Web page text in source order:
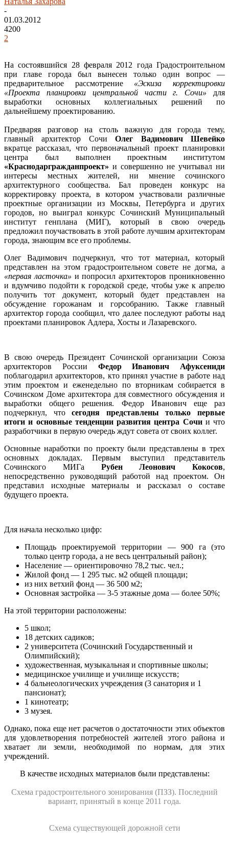
-
01.03.2012
4200
2
На состоявшийся 28 февраля 2012 года Градостроительном
при главе города был вынесен только один вопрос —
предварительное рассмотрение «Эскиза корректировки
«Проекта планировки центральной части г. Сочи» для
выработки основных коллегиальных решений по
дальнейшему проектированию.
Предваряя разговор на столь важную для города тему,
главный архитектор СочиОлег Вадимович Шевейко
вкратце рассказал, что первоначальный проект планировки
центра был выполнен проектным институтом
«Краснодаргражданпроект» и совершенно не учитывал ни
интересы местных жителей, ни мнение сочинского
архитектурного сообщества. Бал проведен конкурс на
корректировку проекта, в котором участвовали различные
проектные организации из Москвы, Петербурга и других
городов, но выиграл конкурс Сочинский Муниципальный
институт генплана (МИГ), который в свою очередь
предложил поучаствовать в этой работе лучшим архитекторам
города, знающим все его проблемы.
Олег Вадимович подчеркнул, что тот материал, который
представлен на этом градостроительном совете не догма, а
«первая ласточка» и попросил архитекторов проникновенно
и вдумчиво подойти к городской среде, чтобы уже к апрелю
получить тот документ, который будет представлен на
обсуждение горожанам и горсобранию. Также главный
архитектор города сообщил, что далее последуют работы над
проектами планировок Адлера, Хосты и Лазаревского.
В свою очередь Президент Сочинской организации Союза
архитекторов России Федор Иванович Афуксениди
поблагодарил архитекторов, кто принял участие в работе над
этим проектом и еженедельно по вторникам собирается в
Сочинском Доме архитектора для совместного обсуждения и
выработки общего решения. Федор Иванович еще раз
подчеркнул, чтосегодня представлены только первые
итоги и основные тенденции развития центра Сочии что
разработчики в первую очередь ждут совета от своих коллег.
Основные наработки по проекту были представлены в трех
основных докладах. Первым выступил представитель
Сочинского МИГа Рубен Леонович Кокосов,
непосредственно руководящий работой над проектом. Он
представил исходные материалы и рассказал о составе
будущего проекта.
Для начала несколько цифр:
Площадь проектируемой территории — 900 га (это
только центр города, а не весь центральный район);
Население — ориентировочно 78,2 тыс. чел.;
Жилой фонд — 1 295 тыс. м2 общей площади;
из них ветхий фонд — 36 500 м2;
Основная застройка — 3-5 этажные дома — более 50%;
На этой территории расположены:
5 школ;
18 детских садиков;
2 университета (Сочинский Государственный и
Олимпийский);
художественная, музыкальная и спортивные школы;
медицинское училище и училище искусств;
4 бальнеологических учреждения (3 санатория и 1
пансионат);
1 кинотеатр;
3 музея.
Однако, пока еще нет расчетов о достаточности этих объектов
для удовлетворения потребностей жителей этого района и
хватает ли земли, необходимой по нормам, для этих
учреждений.
В качестве исходных материалов были представлены:
Схема градостроительного зонирования (ПЗЗ). Последний
вариант, принятый в конце 2011 года.
Схема существующей дорожной сети